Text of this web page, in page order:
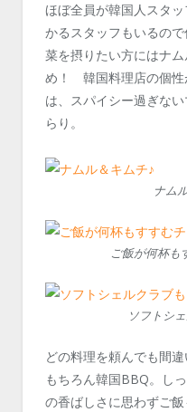
ほぼ全員が韓国人スタ
かるスタッフもいるの
菜を摂りたい方にはナ
め！ 韓国料理店の個性
は、スパイシー過ぎな
らり。
ナム
ご飯が何杯
ソフトシ
どの料理を頼んでも間
もちろん韓国BBQ。し
の香ばしさに思わずご飯